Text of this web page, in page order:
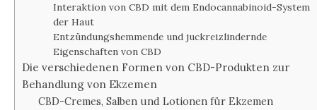
Interaktion von CBD mit dem Endocannabinoid-System
der Haut
Entzündungshemmende und juckreizlindernde
Eigenschaften von CBD
Die verschiedenen Formen von CBD-Produkten zur
Behandlung von Ekzemen
CBD-Cremes, Salben und Lotionen für Ekzemen